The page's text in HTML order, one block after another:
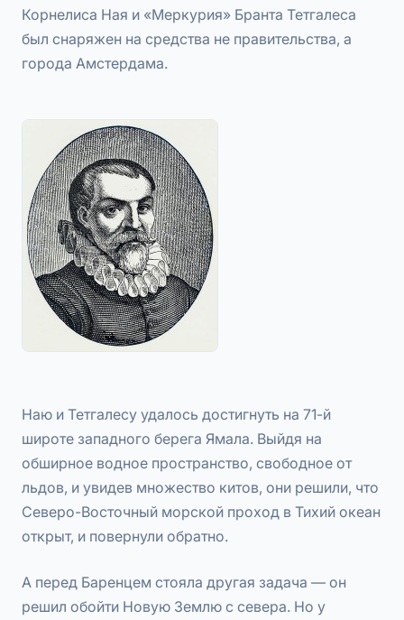
Корнелиса Ная и «Меркурия» Бранта Тетгалеса
был снаряжен на средства не правительства, а
города Амстердама.
Наю и Тетгалесу удалось достигнуть на 71-й
широте западного берега Ямала. Выйдя на
обширное водное пространство, свободное от
льдов, и увидев множество китов, они решили, что
Северо-Восточный морской проход в Тихий океан
открыт, и повернули обратно.
А перед Баренцем стояла другая задача — он
решил обойти Новую Землю с севера. Но у